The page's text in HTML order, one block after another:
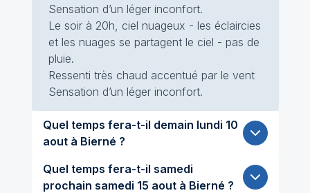
Sensation d’un léger inconfort.
Le soir à 20h, ciel nuageux - les éclaircies
et les nuages se partagent le ciel - pas de
pluie.
Ressenti très chaud accentué par le vent
Sensation d’un léger inconfort.
Quel temps fera-t-il demain lundi 10
aout à Bierné ?
Quel temps fera-t-il samedi
prochain samedi 15 aout à Bierné ?